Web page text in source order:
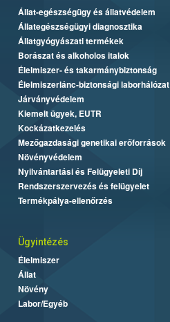
Állat-egészségügy és állatvédelem
Állategészségügyi diagnosztika
Állatgyógyászati termékek
Borászat és alkoholos italok
Élelmiszer- és takarmánybiztonság
Élelmiszerlánc-biztonsági laborhálózat
Járványvédelem
Kiemelt ügyek, EUTR
Kockázatkezelés
Mezőgazdasági genetikai erőforrások
Növényvédelem
Nyilvántartási és Felügyeleti Díj
Rendszerszervezés és felügyelet
Termékpálya-ellenőrzés
Ügyintézés
Élelmiszer
Állat
Növény
Labor/Egyéb